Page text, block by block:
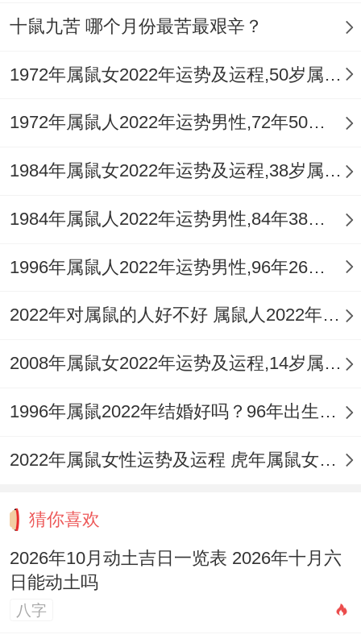
十鼠九苦 哪个月份最苦最艰辛？
1972年属鼠女2022年运势及运程,50岁属鼠人2022全年每月运势女性如何
1972年属鼠人2022年运势男性,72年50岁属鼠男2022年每月运程怎么样
1984年属鼠女2022年运势及运程,38岁属鼠人2022全年每月运势女性如何
1984年属鼠人2022年运势男性,84年38岁属鼠男2022年每月运程怎么样
1996年属鼠人2022年运势男性,96年26岁属鼠男2022年每月运程怎么样
2022年对属鼠的人好不好 属鼠人2022年运势如何
2008年属鼠女2022年运势及运程,14岁属鼠人2022全年每月运势女性如何
1996年属鼠2022年结婚好吗？96年出生的26岁属鼠的人可以结婚吗？
2022年属鼠女性运势及运程 虎年属鼠女带什么转运
猜你喜欢
2026年10月动土吉日一览表 2026年十月六
日能动土吗
八字